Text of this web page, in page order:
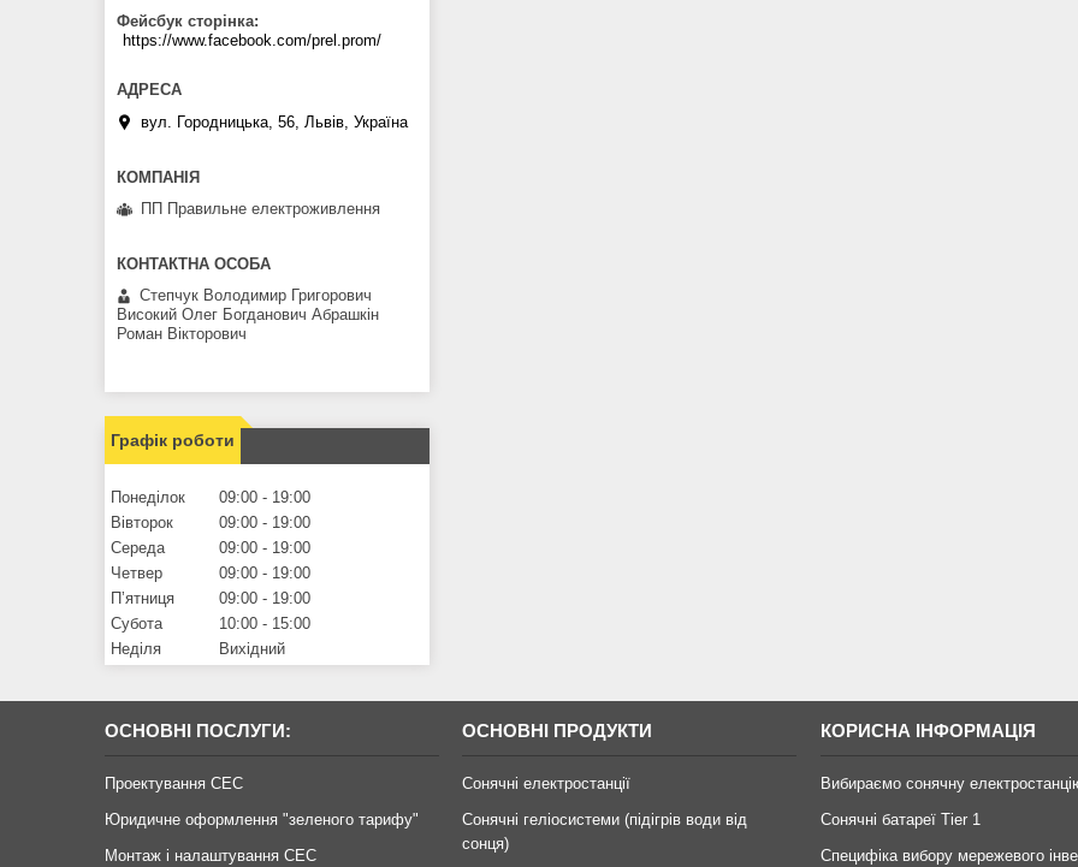
Фейсбук сторінка
https://www.facebook.com/prel.prom/
вул. Городницька, 56, Львів, Україна
ПП Правильне електроживлення
Степчук Володимир Григорович
Високий Олег Богданович Абрашкін
Роман Вікторович
Графік роботи
Понеділок 09:00
19:00
Вівторок
09:00
19:00
Середа
09:00
19:00
Четвер
09:00
19:00
Пʼятниця
09:00
19:00
Субота
10:00
15:00
Неділя
Вихідний
ОСНОВНІ ПОСЛУГИ:
Проектування СЕС
Юридичне оформлення "зеленого тарифу"
Монтаж і налаштування СЕС
ОСНОВНІ ПРОДУКТИ
Сонячні електростанції
Сонячні геліосистеми (підігрів води від
сонця)
КОРИСНА ІНФОРМАЦІЯ
Вибираємо сонячну
Сонячні батареї Tier 1
Специфіка вибору мережевого